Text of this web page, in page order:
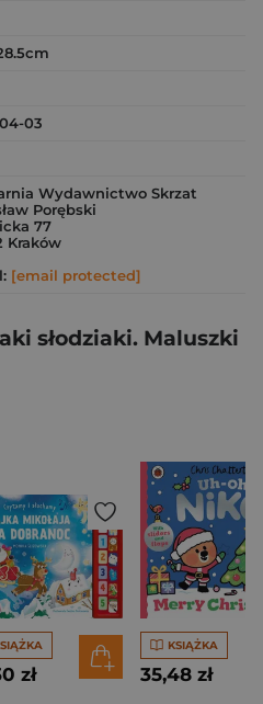
03
Wydawnictwo Skrzat
Porębski
77
Kraków
[email protected]
słodziaki. Maluszki
zł
KSIĄŻKA
35,48 zł